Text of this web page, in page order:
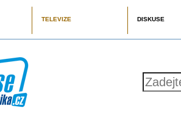
TELEVIZE DISKUSE